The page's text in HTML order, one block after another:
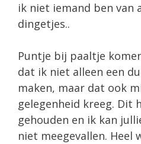
ik niet iemand ben van
dingetjes..
Puntje bij paaltje
dat ik niet alleen een
maken, maar dat ook
gelegenheid kreeg. Dit
gehouden en ik kan
niet meegevallen. Heel